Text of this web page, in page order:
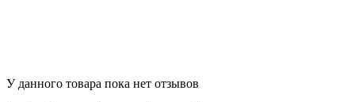
У данного товара пока нет отзывов